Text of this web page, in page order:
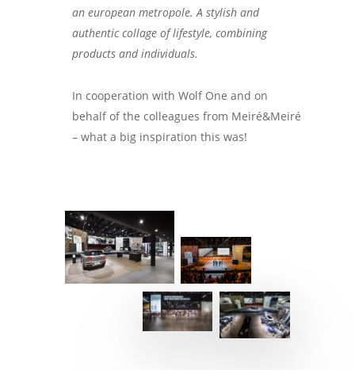
an european metropole. A stylish and
authentic collage of lifestyle, combining
products and individuals.
In cooperation with Wolf One and on
behalf of the colleagues from Meiré&Meiré
– what a big inspiration this was!